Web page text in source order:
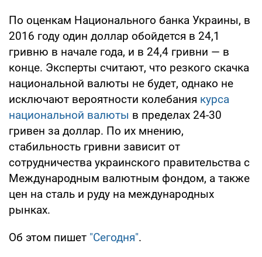
По оценкам Национального банка Украины, в
2016 году один доллар обойдется в 24,1
гривню в начале года, и в 24,4 гривни — в
конце. Эксперты считают, что резкого скачка
национальной валюты не будет, однако не
исключают вероятности колебания курса
национальной валюты в пределах 24-30
гривен за доллар. По их мнению,
стабильность гривни зависит от
сотрудничества украинского правительства с
Международным валютным фондом, а также
цен на сталь и руду на международных
рынках.
Об этом пишет "Сегодня".